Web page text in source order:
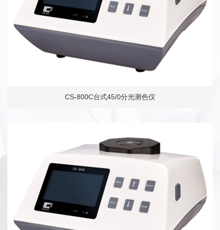
CS-800C台式45/0分光测色仪